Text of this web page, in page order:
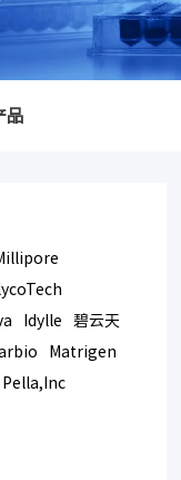
品
Idylle
碧云天
Matrigen
Pella,Inc